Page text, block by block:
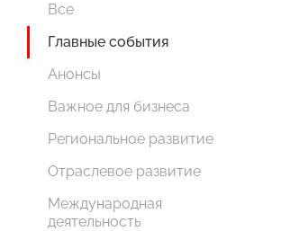
Все
Главные события
Анонсы
Важное для бизнеса
Региональное развитие
Отраслевое развитие
Международная
деятельность